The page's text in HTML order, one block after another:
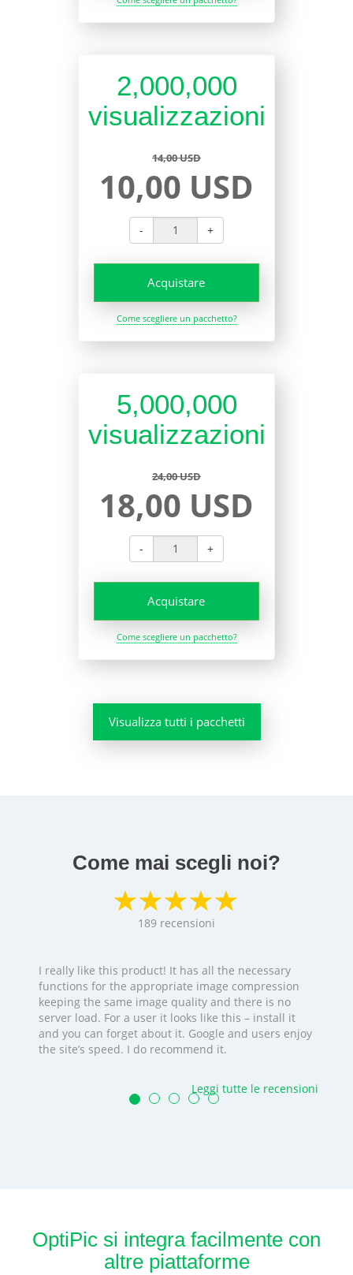
2,000,000
visualizzazioni
14,00 USD
10,00 USD
- +
Acquistare
Come scegliere un pacchetto?
5,000,000
visualizzazioni
24,00 USD
18,00 USD
- +
Acquistare
Come scegliere un pacchetto?
Visualizza tutti i pacchetti
Come mai scegli noi?
189 recensioni
I really like this product! It has all the necessary
functions for the appropriate image compression
keeping the same image quality and there is no
server load. For a user it looks like this – install it
and you can forget about it. Google and users enjoy
the site’s speed. I do recommend it.
Leggi tutte le recensioni
OptiPic si integra facilmente con
altre piattaforme